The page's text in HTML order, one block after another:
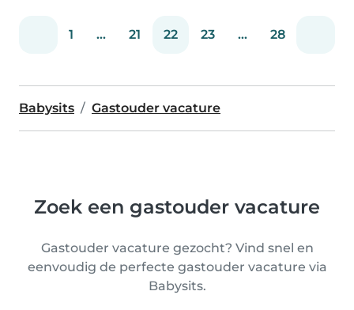
1 ... 21 22 23 ... 28
Babysits Gastouder vacature
Zoek een gastouder vacature
Gastouder vacature gezocht? Vind snel en
eenvoudig de perfecte gastouder vacature via
Babysits.